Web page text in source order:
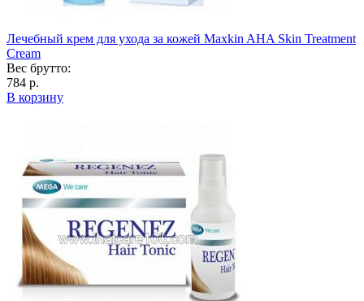
Лечебный крем для ухода за кожей Maxkin AHA Skin Treatment
Cream
Вес брутто:
784 р.
В корзину